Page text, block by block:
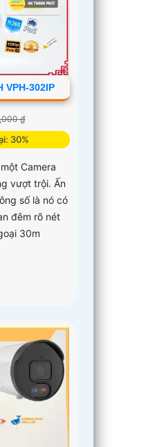
VPH-302IP
₫
30%
Camera
vượt trội. Ấn
số là nó có
đêm rõ nét
30m